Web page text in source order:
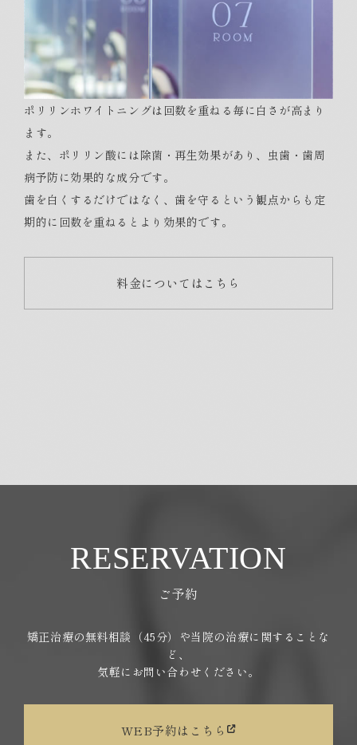
ポリリンホワイトニングは回数を重ねる毎に白さが高まり
ます。
また、ポリリン酸には除菌・再生効果があり、虫歯・歯周
病予防に効果的な成分です。
歯を白くするだけではなく、歯を守るという観点からも定
期的に回数を重ねるとより効果的です。
料金についてはこちら
RESERVATION
ご予約
矯正治療の無料相談（45分）や当院の治療に関することな
ど、
気軽にお問い合わせください。
WEB予約はこちら